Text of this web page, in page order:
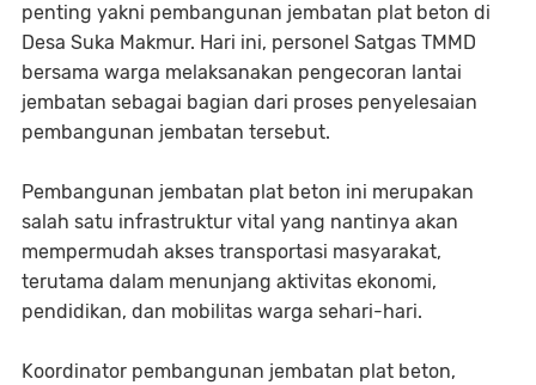
penting yakni pembangunan jembatan plat beton di
Desa Suka Makmur. Hari ini, personel Satgas TMMD
bersama warga melaksanakan pengecoran lantai
jembatan sebagai bagian dari proses penyelesaian
pembangunan jembatan tersebut.
Pembangunan jembatan plat beton ini merupakan
salah satu infrastruktur vital yang nantinya akan
mempermudah akses transportasi masyarakat,
terutama dalam menunjang aktivitas ekonomi,
pendidikan, dan mobilitas warga sehari-hari.
Koordinator pembangunan jembatan plat beton,